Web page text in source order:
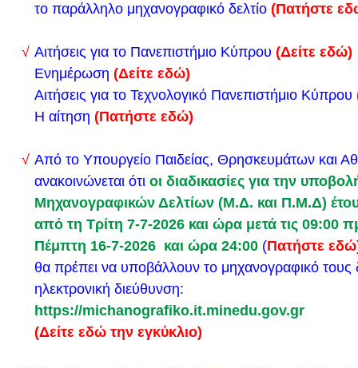
Απόφαση κατανομής υποψηφίων με αναπηρία και
εκπαιδευτικές ανάγκες ή ειδικές μαθησιακές
3699/2008, σε Β.Κ. και Ε.Ε.Κ. στις Πανελλαδικές
Λυκείων έτους 2024
Απόφαση(εδώ) Αναλυτική εγκύκλιος(εδώ)
Εξέταση ατόμων με αναπηρία και ειδικές
Ειδικά Μαθήματα 2024.
Εξεταστικά κέντρα για Αγγλικά
Εξεταστικά κέντρα Μουσικών Μαθημάτων
Ερμηνεία» και «Μουσική Αντίληψη, Θεωρία και
το παράλληλο μηχανογραφικό δελτίο (Πατήστε
Αιτήσεις για το Πανεπιστήμιο Κύπρου (Δείτε εδώ)
Ενημέρωση (Δείτε εδώ)
Αιτήσεις για το Τεχνολογικό Πανεπιστήμιο Κύπρου
Η αίτηση (Πατήστε εδώ)
Από το Υπουργείο Παιδείας, Θρησκευμάτων και
ανακοινώνεται ότι οι διαδικασίες για την
Μηχανογραφικών Δελτίων (Μ.Δ. και Π.Μ.Δ)
από τη Τρίτη 7-7-2026 και ώρα μετά τις 09:00
Πέμπτη 16-7-2026 και ώρα 24:00 (Πατήστε εδώ
θα πρέπει να υποβάλλουν το μηχανογραφικό τους
ηλεκτρονική διεύθυνση:
https://michanografiko.it.minedu.gov.gr
(Δείτε εδώ την εγκύκλιο)